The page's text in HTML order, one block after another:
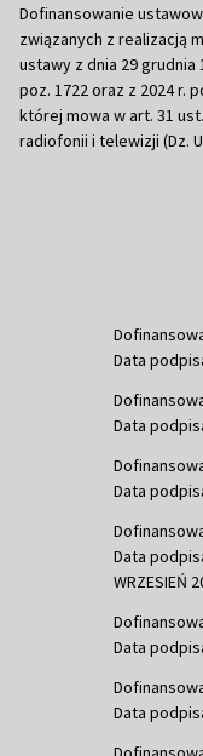
Dofinansowanie
związanych z realizacją
ustawy z dnia 29 grudnia
poz. 1722 oraz z 2024 r.
której mowa w art. 31
radiofonii i telewizji (Dz.
Data
Data
Data
Data
WRZESIEŃ
Data
Data